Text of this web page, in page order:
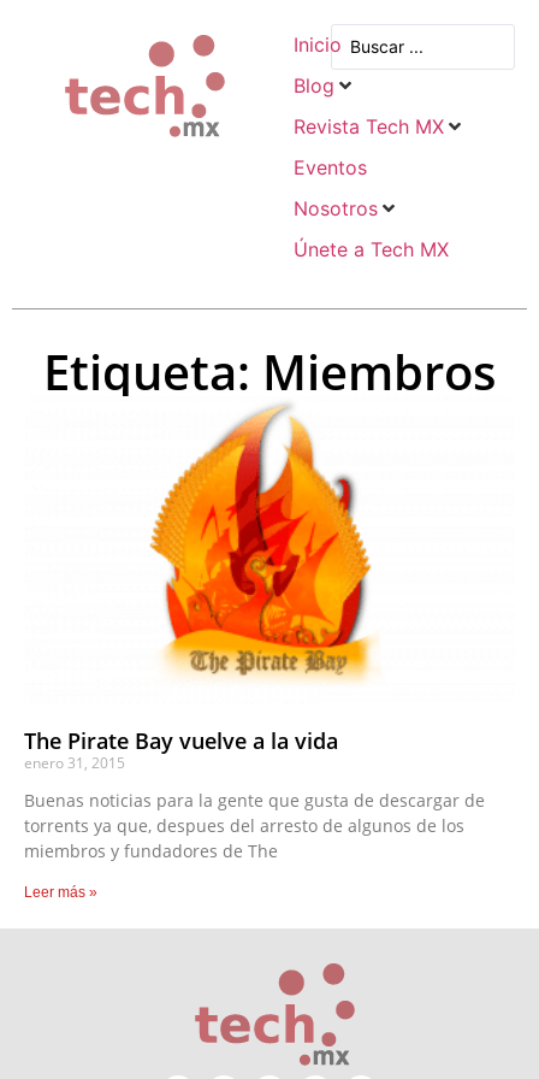
Inicio
Blog
Revista Tech MX
Eventos
Nosotros
Únete a Tech MX
Etiqueta: Miembros
The Pirate Bay vuelve a la vida
enero 31, 2015
Buenas noticias para la gente que gusta de descargar de
torrents ya que, despues del arresto de algunos de los
miembros y fundadores de The
Leer más »